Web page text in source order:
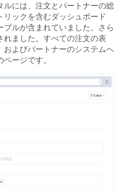
には、注文とパートナーの総
ックを含むダッシュボード
ルが含まれていました。さら
ました。すべての注文の表
よびパートナーのシステムへ
ージです。